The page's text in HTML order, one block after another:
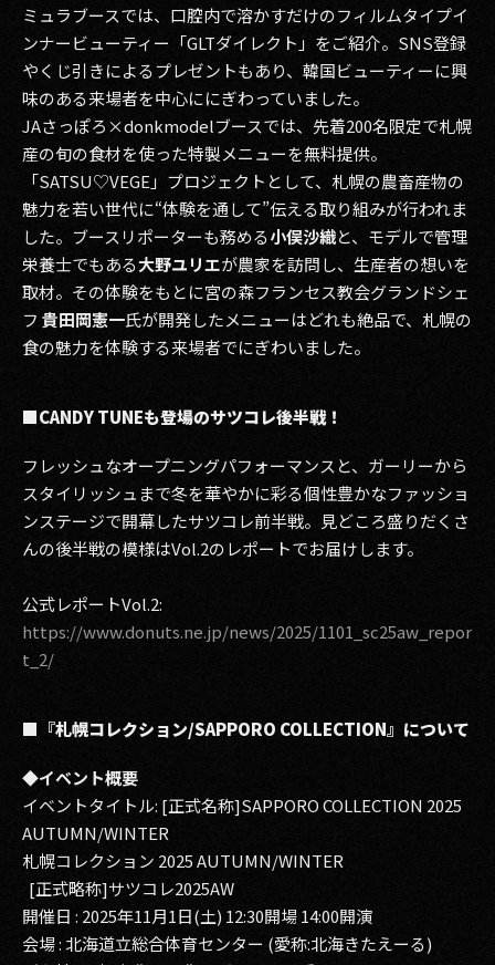
ミュラブースでは、口腔内で溶かすだけのフィルムタイプイ
ンナービューティー「GLTダイレクト」をご紹介。SNS登録
やくじ引きによるプレゼントもあり、韓国ビューティーに興
味のある来場者を中心ににぎわっていました。
JAさっぽろ×donkmodelブースでは、先着200名限定で札幌
産の旬の食材を使った特製メニューを無料提供。
「SATSU♡VEGE」プロジェクトとして、札幌の農畜産物の
魅力を若い世代に“体験を通して”伝える取り組みが行われま
した。ブースリポーターも務める小俣沙織と、モデルで管理
栄養士でもある大野ユリエが農家を訪問し、生産者の想いを
取材。その体験をもとに宮の森フランセス教会グランドシェ
フ 貴田岡憲一氏が開発したメニューはどれも絶品で、札幌の
食の魅力を体験する来場者でにぎわいました。
■CANDY TUNEも登場のサツコレ後半戦！
フレッシュなオープニングパフォーマンスと、ガーリーから
スタイリッシュまで冬を華やかに彩る個性豊かなファッショ
ンステージで開幕したサツコレ前半戦。見どころ盛りだくさ
んの後半戦の模様はVol.2のレポートでお届けします。
公式レポートVol.2:
https://www.donuts.ne.jp/news/2025/1101_sc25aw_repor
t_2/
■『札幌コレクション/SAPPORO COLLECTION』について
◆イベント概要
イベントタイトル: [正式名称]SAPPORO COLLECTION 2025
AUTUMN/WINTER
札幌コレクション 2025 AUTUMN/WINTER
[正式略称]サツコレ2025AW
開催日 : 2025年11月1日(土) 12:30開場 14:00開演
会場 : 北海道立総合体育センター (愛称:北海きたえーる)